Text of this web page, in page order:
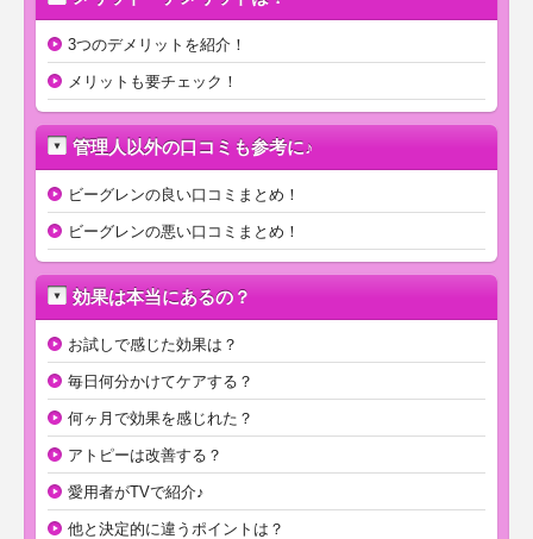
3つのデメリットを紹介！
メリットも要チェック！
管理人以外の口コミも参考に♪
ビーグレンの良い口コミまとめ！
ビーグレンの悪い口コミまとめ！
効果は本当にあるの？
お試しで感じた効果は？
毎日何分かけてケアする？
何ヶ月で効果を感じれた？
アトピーは改善する？
愛用者がTVで紹介♪
他と決定的に違うポイントは？